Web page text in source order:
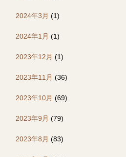
2024年3月 (1)
2024年1月 (1)
2023年12月 (1)
2023年11月 (36)
2023年10月 (69)
2023年9月 (79)
2023年8月 (83)